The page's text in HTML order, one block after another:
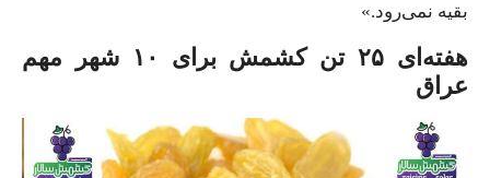
بقیه نمی‌رود.»
هفته‌ای ۲۵ تن کشمش برای ۱۰ شهر مهم
عراق